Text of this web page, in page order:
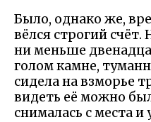
Было, однако же,
вёлся строгий
ни меньше
голом камне,
сидела на взморье
видеть её можно
снималась с места и